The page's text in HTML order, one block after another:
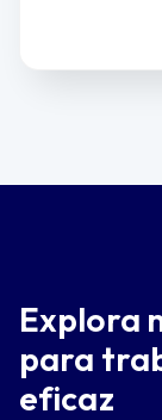
Explora
para
eficaz